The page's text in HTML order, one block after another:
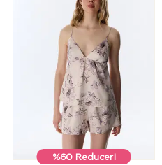
%60 Reduceri